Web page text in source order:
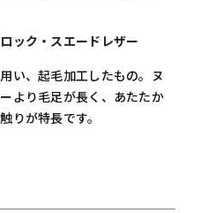
ック・スエードレザー
い、起毛加工したもの。ヌ
より毛足が長く、あたたか
りが特長です。